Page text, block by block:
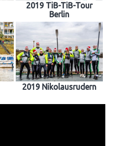
2019 TiB-TiB-Tour
Berlin
2019 Nikolausrudern